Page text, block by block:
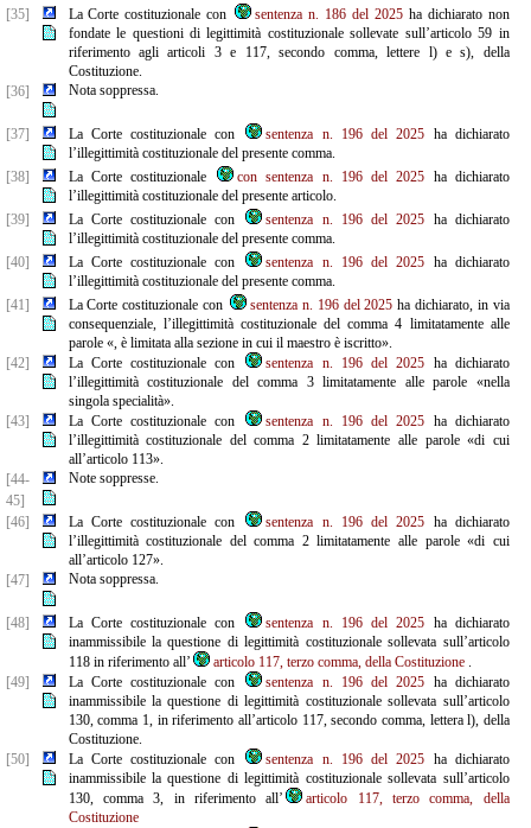
[35]
La Corte costituzionale con sentenza n. 186 del 2025 ha dichiarato non
fondate le questioni di legittimità costituzionale sollevate sull’articolo 59 in
riferimento agli articoli 3 e 117, secondo comma, lettere l) e s), della
Costituzione.
[36]
Nota soppressa.
[37] La Corte costituzionale con sentenza n. 196 del 2025 ha dichiarato
l’illegittimità costituzionale del presente comma.
[38]
La Corte costituzionale con sentenza n. 196 del 2025 ha dichiarato
l’illegittimità costituzionale del presente articolo.
[39]
La Corte costituzionale con sentenza n. 196 del 2025 ha dichiarato
l’illegittimità costituzionale del presente comma.
[40]
La Corte costituzionale con sentenza n. 196 del 2025 ha dichiarato
l’illegittimità costituzionale del presente comma.
[41]
La Corte costituzionale con sentenza n. 196 del 2025 ha dichiarato, in via
consequenziale, l’illegittimità costituzionale del comma 4 limitatamente alle
parole «, è limitata alla sezione in cui il maestro è iscritto».
[42]
La Corte costituzionale con sentenza n. 196 del 2025 ha dichiarato
l’illegittimità costituzionale del comma 3 limitatamente alle parole «nella
singola specialità».
[43]
La Corte costituzionale con sentenza n. 196 del 2025 ha dichiarato
l’illegittimità costituzionale del comma 2 limitatamente alle parole «di cui
all’articolo 113».
[44-
45]
Note soppresse.
[46] La Corte costituzionale con sentenza n. 196 del 2025 ha dichiarato
l’illegittimità costituzionale del comma 2 limitatamente alle parole «di cui
all’articolo 127».
[47]
Nota soppressa.
[48] La Corte costituzionale con sentenza n. 196 del 2025 ha dichiarato
inammissibile la questione di legittimità costituzionale sollevata sull’articolo
118 in riferimento all’
articolo 117, terzo comma, della Costituzione.
[49]
La Corte costituzionale con sentenza n. 196 del 2025 ha dichiarato
inammissibile la questione di legittimità costituzionale sollevata sull’articolo
130, comma 1, in riferimento all’articolo 117, secondo comma, lettera l), della
Costituzione.
[50]
La Corte costituzionale con sentenza n. 196 del 2025 ha dichiarato
inammissibile la questione di legittimità costituzionale sollevata sull’articolo
130, comma 3, in riferimento all’
articolo 117, terzo comma, della
Costituzione